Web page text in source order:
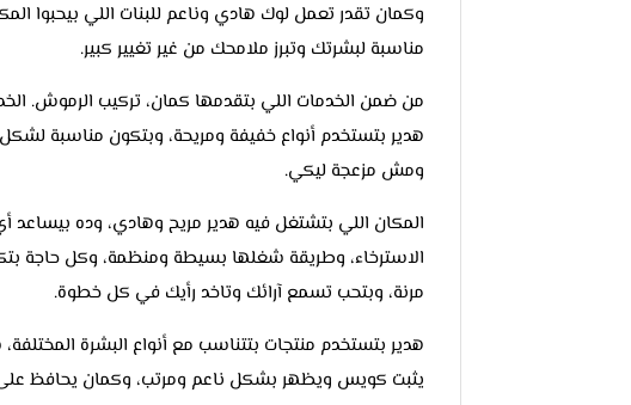
وكمان تقدر تعمل لوك هادي وناعم للبنات اللي بيحبوا
مناسبة لبشرتك وتبرز ملامحك من غير تغيير كبير.
من ضمن الخدمات اللي بتقدمها كمان، تركيب الرموش.
هدير بتستخدم أنواع خفيفة ومريحة، وبتكون مناسبة
ومش مزعجة ليكي.
المكان اللي بتشتغل فيه هدير مريح وهادي، وده بيساعد
الاسترخاء، وطريقة شغلها بسيطة ومنظمة، وكل حاجة
مرنة، وبتحب تسمع آرائك وتاخد رأيك في كل خطوة.
هدير بتستخدم منتجات بتتناسب مع أنواع البشرة
يثبت كويس ويظهر بشكل ناعم ومرتب، وكمان يحافظ على